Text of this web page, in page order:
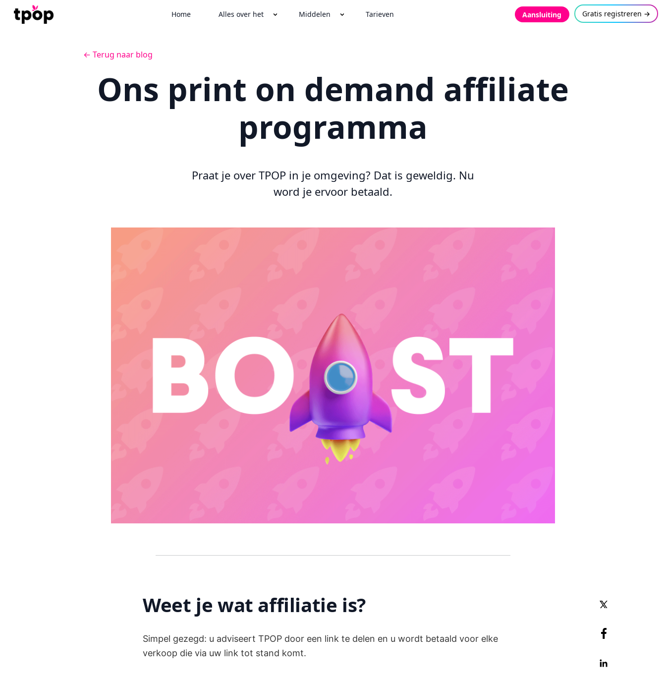
Home Alles over het Middelen Tarieven Aansluiting Gratis registreren →
← Terug naar blog
Ons print on demand affiliate
programma
Praat je over TPOP in je omgeving? Dat is geweldig. Nu
word je ervoor betaald.
Weet je wat affiliatie is?
Simpel gezegd: u adviseert TPOP door een link te delen en u wordt betaald voor elke
verkoop die via uw link tot stand komt.